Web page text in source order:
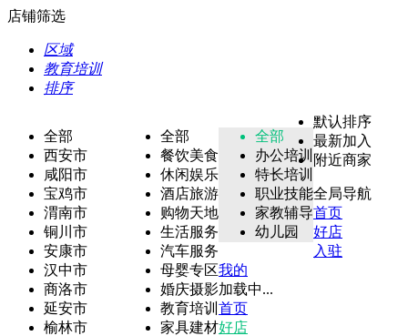
店铺筛选
区域
教育培训
排序
全部
西安市
咸阳市
宝鸡市
渭南市
铜川市
安康市
汉中市
商洛市
延安市
榆林市
全部
餐饮美食
休闲娱乐
酒店旅游
购物天地
生活服务
汽车服务
母婴专区
婚庆摄影
教育培训
家具建材
全部
办公培训
特长培训
职业技能
家教辅导
幼儿园
默认排序
最新加入
附近商家
全局导航
首页
好店
入驻
我的
加载中...
首页
好店